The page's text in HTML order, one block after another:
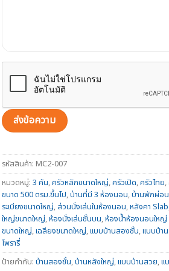
รหัสสินค้า: MC2-007
หมวดหมู่: 3 คัน,ครัวหลักขนาดใหญ่,ครัวเปิด,ครัวไทย,
ขนาด 500 ตรม.ขึ้นไป,บ้านที่มี 3 ห้องนอน,บ้านพักผ่อน
ระเบียงขนาดใหญ่, ส่วนนั่งเล่นในห้องนอน,หลังคา Slab
ใหญ่ขนาดใหญ่,ห้องนั่งเล่นชั้นบน,ห้องน้ำห้องนอนใหญ่
ขนาดใหญ่,เฉลียงขนาดใหญ่,แบบบ้านสองชั้น,แบบบ้า
โพรารี่
ป้ายกำกับ: บ้านสองชั้น,บ้านหลังใหญ่,แบบบ้านสวย,แ